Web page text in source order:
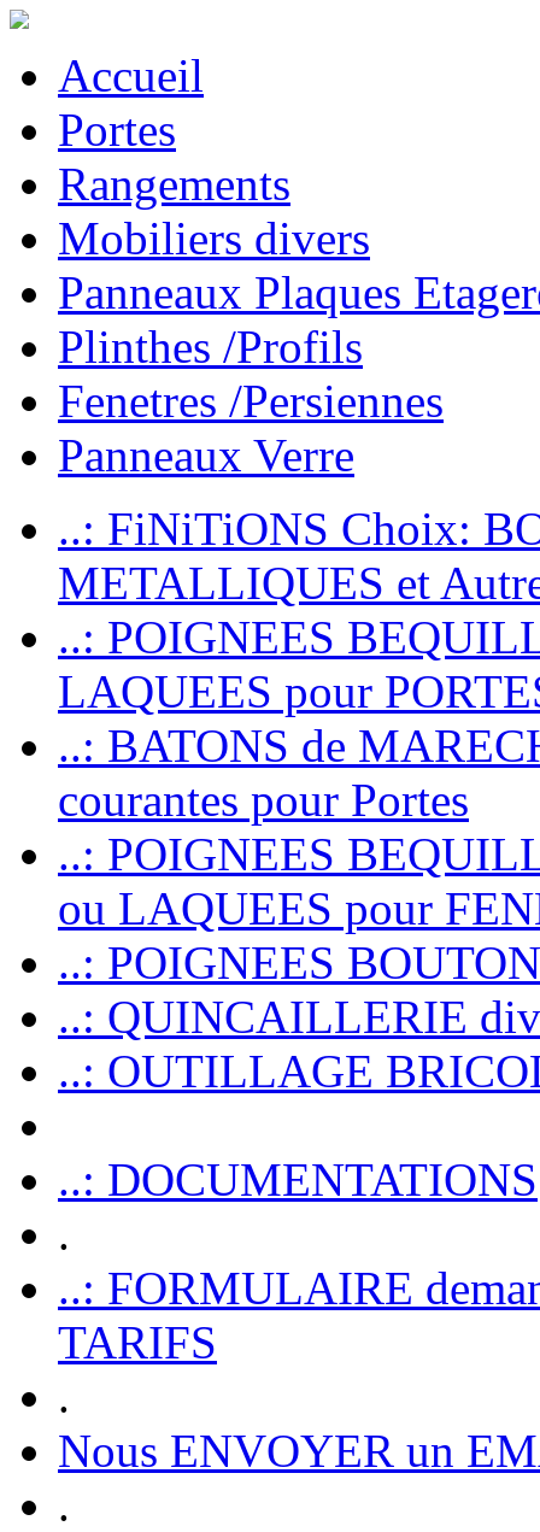
Accueil
Portes
Rangements
Mobiliers divers
Panneaux Plaques
Plinthes /Profils
Fenetres /Persiennes
Panneaux Verre
..: FiNiTiONS Choix:
METALLIQUES et
..: POIGNEES
LAQUEES pour
..: BATONS de
courantes pour Portes
..: POIGNEES
ou LAQUEES pour
..: POIGNEES
..: QUINCAILLERIE
..: OUTILLAGE
..: DOCUMENTATIONS
.
..: FORMULAIRE
TARIFS
.
Nous ENVOYER un
.